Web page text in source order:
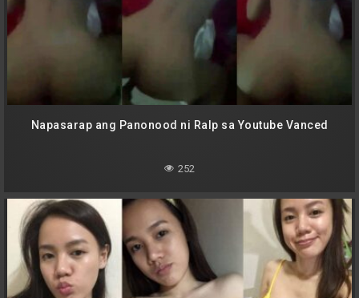
Napasarap ang Panonood ni Ralp sa Youtube Vanced
252